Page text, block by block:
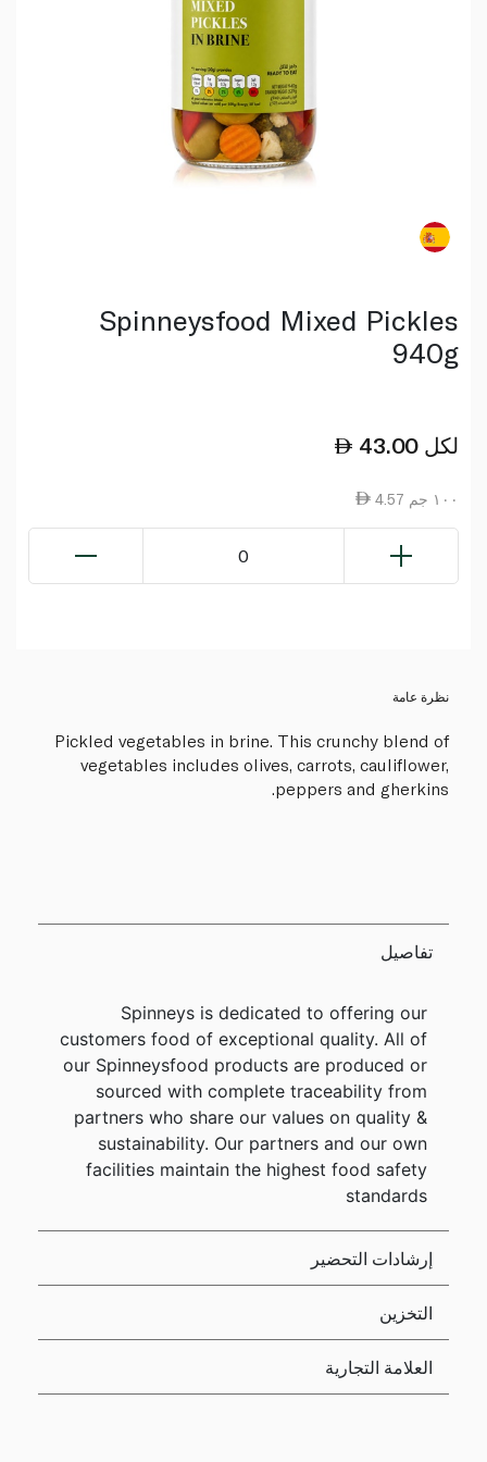
Spinneysfood Mixed Pickles
940g
43.00 لكل
4.57 ١٠٠ جم
0
نظرة عامة
Pickled vegetables in brine. This crunchy blend of
vegetables includes olives, carrots, cauliflower,
peppers and gherkins.
تفاصيل
Spinneys is dedicated to offering our
customers food of exceptional quality. All of
our Spinneysfood products are produced or
sourced with complete traceability from
partners who share our values on quality &
sustainability. Our partners and our own
facilities maintain the highest food safety
standards
إرشادات التحضير
التخزين
العلامة التجارية